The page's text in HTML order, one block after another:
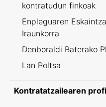
kontratudun finkoak
Enpleguaren
Iraunkorra
Denboraldi Baterako
Lan Poltsa
Kontratatzailearen